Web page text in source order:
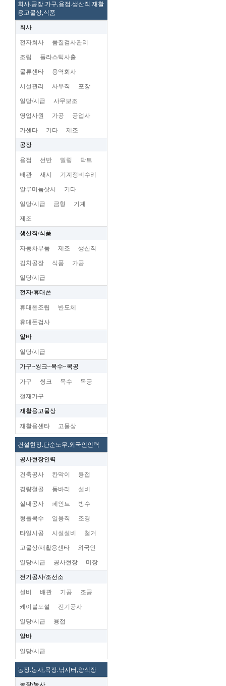
회사.공장.가구,용접.생산직.재활
용고물상,식품
회사
전자회사 품질검사관리
조립 플라스틱사출
물류센타 용역회사
시설관리 사무직 포장
일당/시급 사무보조
영업사원 가공 공업사
카센타 기타 제조
공장
용접 선반 밀링 닥트
배관 새시 기계정비수리
알루미늄삿시 기타
일당/시급 금형 기계
제조
생산직/식품
자동차부품 제조 생산직
김치공장 식품 가공
일당/시급
전자/휴대폰
휴대폰조립 반도체
휴대폰검사
알바
일당/시급
가구~씽크~목수~목공
가구 씽크 목수 목공
철재가구
재활용고물상
재활용센타 고물상
건설현장.단순노무.외국인인력
공사현장인력
건축공사 칸막이 용접
경량철골 동바리 설비
실내공사 페인트 방수
형틀목수 일용직 조경
타일시공 시설설비 철거
고물상/재활용센타 외국인
일당/시급 공사현장 미장
전기공사/조선소
설비 배관 기공 조공
케이블포설 전기공사
일당/시급 용접
알바
일당/시급
농장.농사,목장.낚시터,양식장
농장/농사